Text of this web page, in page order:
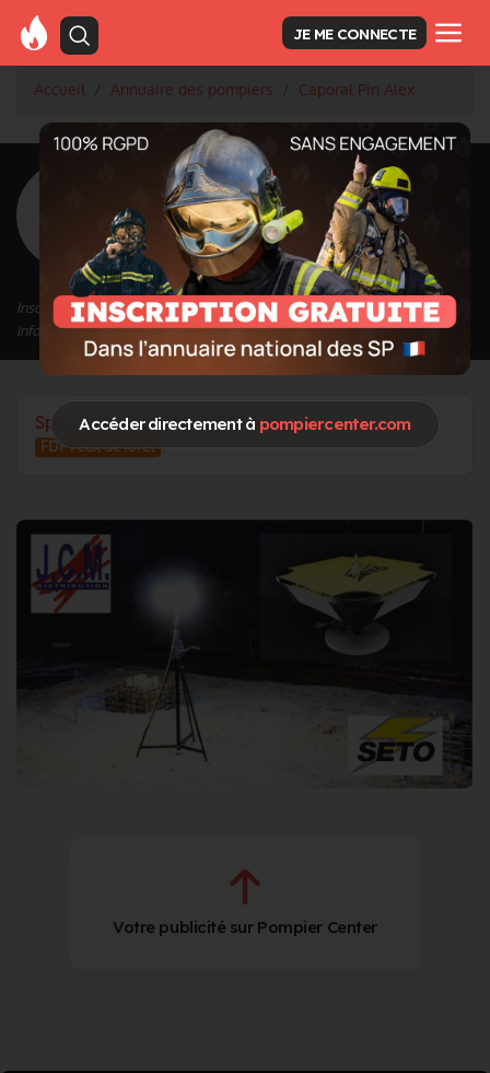
Accéder directement à pompiercenter.com
JE ME CONNECTE
Accueil Annuaire des pompiers Caporal Pin Alex
< Retour à la liste des pompiers
Pin Alex
Grade : Caporal
Inscrit depuis le 16/09/2022 à 10:53
Informations mises à jour le 16/09/2022 à 10:54
Spécialités / Centres d'intérêt
FDF Feux de foret
Votre publicité sur Pompier Center